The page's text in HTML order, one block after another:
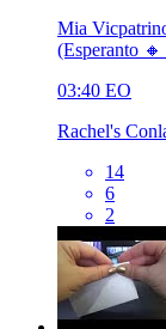
Mia
(Esperanto
03:40 EO
Rachel's
14
6
2